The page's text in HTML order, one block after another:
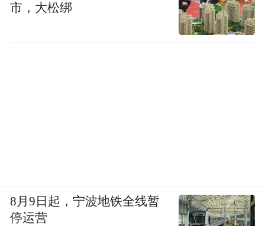
市，大松绑
8月9日起，宁波地铁全线暂
停运营